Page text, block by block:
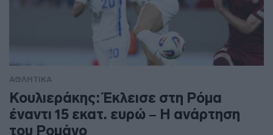
ΑΘΛΗΤΙΚΑ
Κουλιεράκης: Έκλεισε στη Ρόμα
έναντι 15 εκατ. ευρώ – Η ανάρτηση
του Ρομάνο